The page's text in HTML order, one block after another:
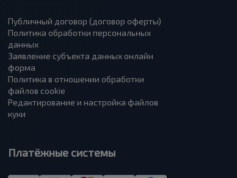
Публичный договор (договор оферты)
Политика обработки персональных
данных
Заявление субъекта данных онлайн
форма
Политика в отношении обработки
файлов cookie
Редактирование и настройка файлов
куки
Платёжные системы